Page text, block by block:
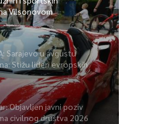
Vilsonovom
Sarajevo u avgustu
Stižu lideri evropskih
Objavljen javni poziv
civilnog društva 2026